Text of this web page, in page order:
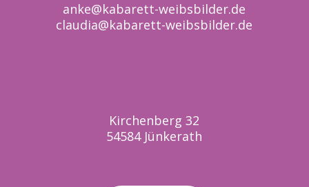
anke@kabarett-weibsbilder.de
claudia@kabarett-weibsbilder.de
Kirchenberg 32
54584 Jünkerath